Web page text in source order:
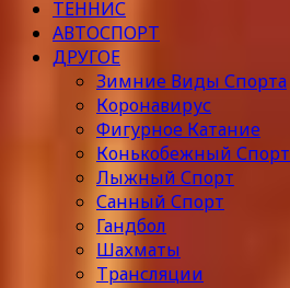
ТЕННИС
АВТОСПОРТ
ДРУГОЕ
Зимние Виды Спорта
Коронавирус
Фигурное Катание
Конькобежный Спорт
Лыжный Спорт
Санный Спорт
Гандбол
Шахматы
Трансляции